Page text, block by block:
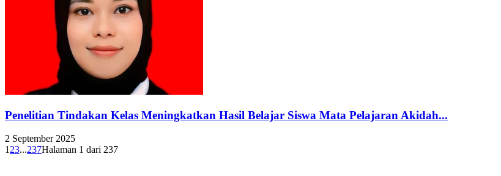
Penelitian Tindakan Kelas Meningkatkan Hasil Belajar Siswa Mata Pelajaran Akidah...
2 September 2025
1 23...237Halaman 1 dari 237